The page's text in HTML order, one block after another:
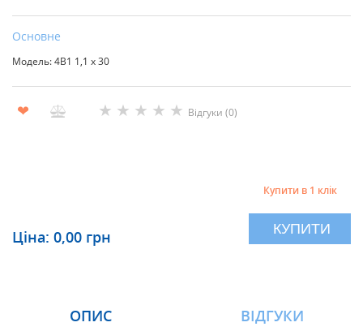
Основне
Модель: 4В1 1,1 х 30
❤ ★ ★ ★ ★ ★ Відгуки (0)
Ціна: 0,00 грн
Купити в 1 клік
КУПИТИ
ОПИС ВІДГУКИ